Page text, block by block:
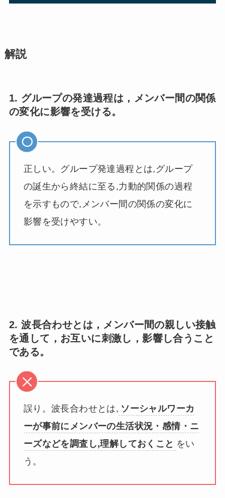
解説
1. グループの発達過程は，メンバー間の関係
の変化に影響を受ける。
正しい。グループ発達過程とは,グループ
の誕生から終結に至る,力動的関係の過程
を示すもので,メンバー間の関係の変化に
影響を受けやすい。
2. 波長合わせとは，メンバー間の親しい接触
を通して，お互いに刺激し，影響し合うこと
である。
誤り。波長合わせとは, ソーシャルワーカ
ーが事前にメンバーの生活状況・感情・ニ
ーズなどを調査し,理解しておくこと をい
う。